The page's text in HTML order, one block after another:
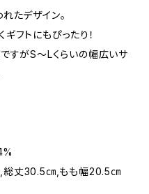
たデザイン。
フトにもぴったり！
すがS～Lくらいの幅広いサ
総丈30.5㎝,もも幅20.5㎝